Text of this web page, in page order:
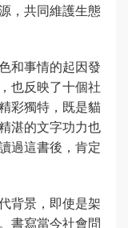
，共同維護生態
和事情的起因發
也反映了十個社
彩獨特，既是貓
湛的文字功力也
過這書後，肯定
背景，即使是架
書寫當今社會問